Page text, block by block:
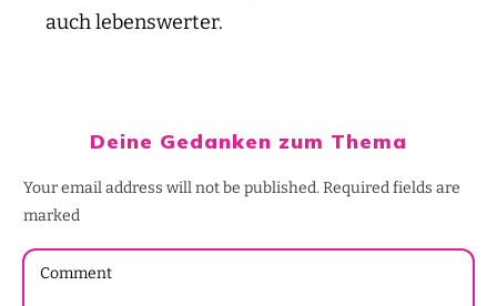
auch lebenswerter.
Deine Gedanken zum Thema
Your email address will not be published. Required fields are
marked